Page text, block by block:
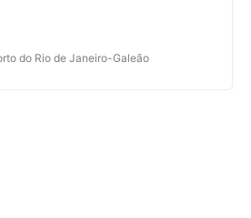
do Rio de Janeiro-Galeão